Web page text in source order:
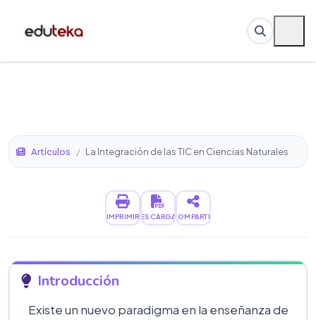
Artículos / La Integración de las TIC en Ciencias Naturales
IMPRIMIRDESCARGARCOMPARTIR
Introducción
Existe un nuevo paradigma en la enseñanza de